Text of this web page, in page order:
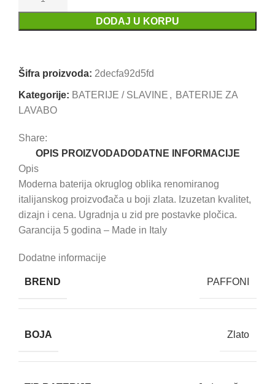
DODAJ U KORPU
Šifra proizvoda: 2decfa92d5fd
Kategorije: BATERIJE / SLAVINE , BATERIJE ZA
LAVABO
Share:
OPIS PROIZVODA DODATNE INFORMACIJE
Opis
Moderna baterija okruglog oblika renomiranog
italijanskog proizvođača u boji zlata. Izuzetan kvalitet,
dizajn i cena. Ugradnja u zid pre postavke pločica.
Garancija 5 godina – Made in Italy
Dodatne informacije
BREND PAFFONI
BOJA Zlato